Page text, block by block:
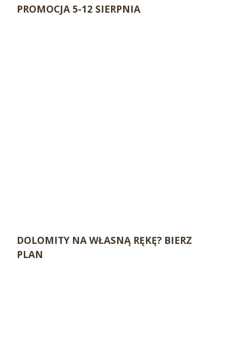
PROMOCJA 5-12 SIERPNIA
DOLOMITY NA WŁASNĄ RĘKĘ? BIERZ
PLAN